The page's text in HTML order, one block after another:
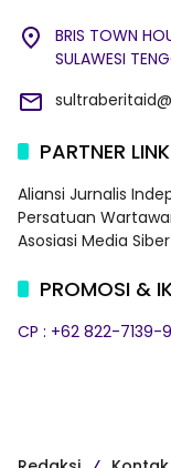
BRIS TOWN
SULAWESI
PARTNER LINK
Aliansi Jurnalis
Persatuan
Asosiasi Media
PROMOSI &
CP : +62 822-7139-